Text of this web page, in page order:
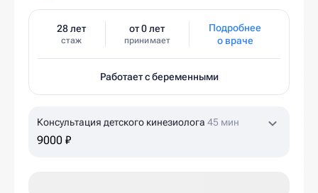
28 лет
стаж
от 0 лет
принимает
Подробнее
о враче
Работает с беременными
Консультация детского кинезиолога 45 мин
9000 ₽